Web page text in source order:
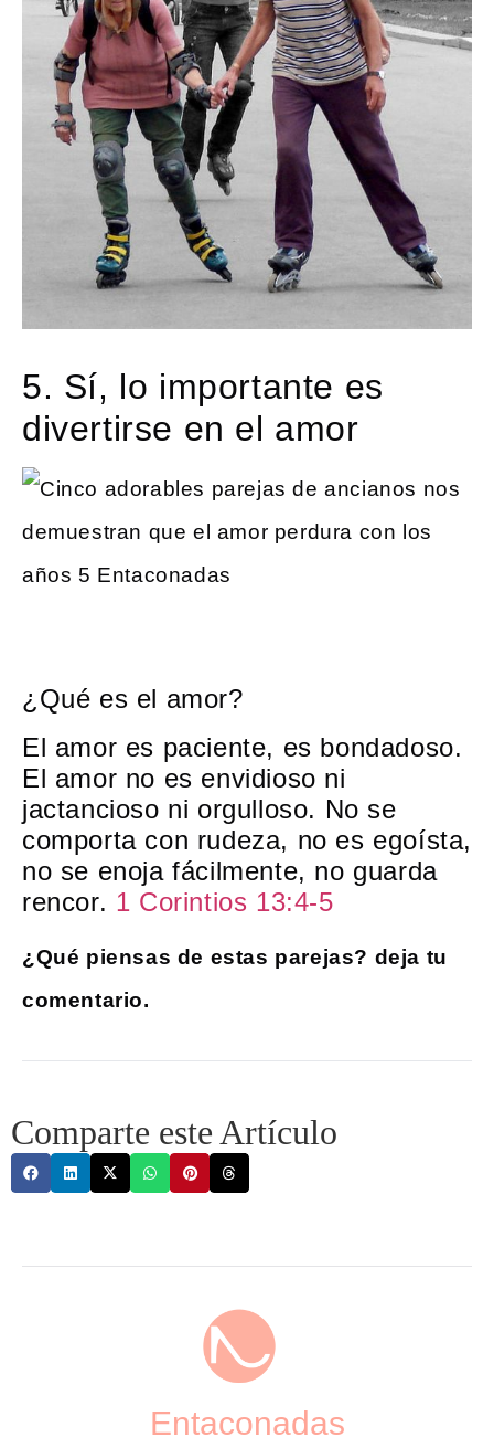
5. Sí, lo importante es
divertirse en el amor
¿Qué es el amor?
El amor es paciente, es bondadoso.
El amor no es envidioso ni
jactancioso ni orgulloso. No se
comporta con rudeza, no es egoísta,
no se enoja fácilmente, no guarda
rencor. 1 Corintios 13:4-5
¿Qué piensas de estas parejas? deja tu
comentario.
Comparte este Artículo
Entaconadas